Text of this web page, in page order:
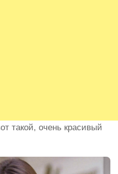
такой, очень красивый